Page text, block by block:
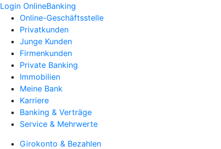
Login OnlineBanking
Online-Geschäftsstelle
Privatkunden
Junge Kunden
Firmenkunden
Private Banking
Immobilien
Meine Bank
Karriere
Banking & Verträge
Service & Mehrwerte
Girokonto & Bezahlen